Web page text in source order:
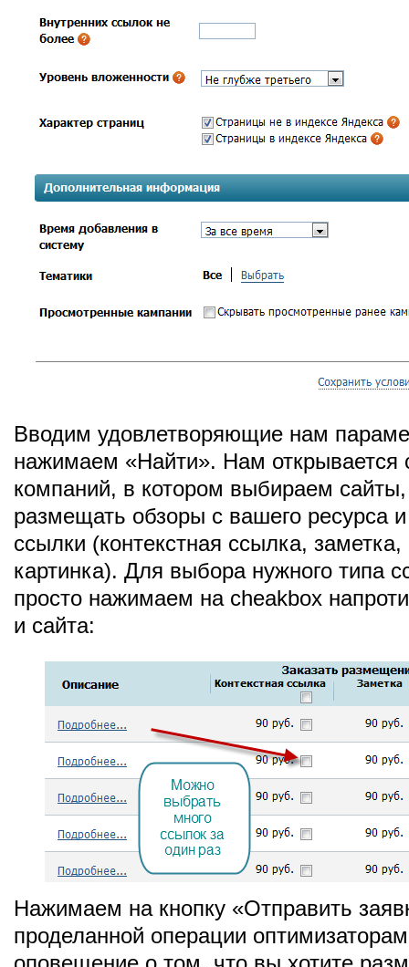
Вводим удовлетворяющие нам
нажимаем «Найти». Нам открывается
компаний, в котором выбираем
размещать обзоры с вашего ресурса
ссылки (контекстная ссылка,
картинка). Для выбора нужного типа
просто нажимаем на cheakbox
и сайта:
Нажимаем на кнопку «Отправить
проделанной операции